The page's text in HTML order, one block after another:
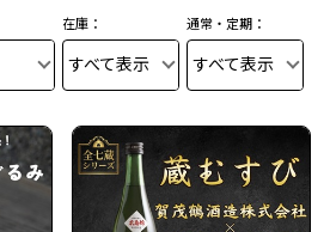
在庫：
すべて表示
通常・定期：
すべて表示